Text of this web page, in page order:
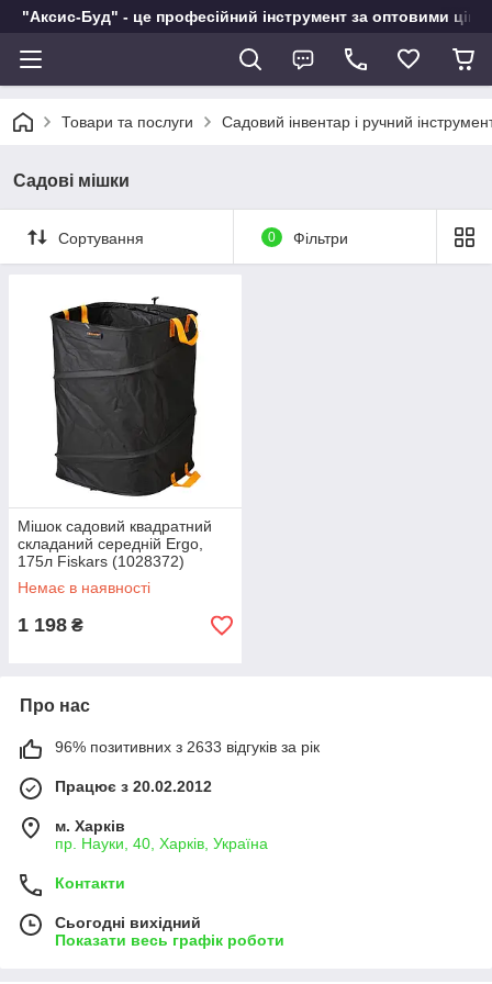
"Аксис-Буд" - це професійний інструмент за оптовими
Товари та послуги Садовий інвентар і ручний
Садові мішки
Сортування 0 Фільтри
Мішок садовий квадратний
складаний середній Ergo,
175л Fiskars (1028372)
Немає в наявності
1 198 ₴
Про нас
96% позитивних з 2633 відгуків за рік
Працює з 20.02.2012
м. Харків
пр. Науки, 40, Харків, Україна
Контакти
Сьогодні вихідний
Показати весь графік роботи